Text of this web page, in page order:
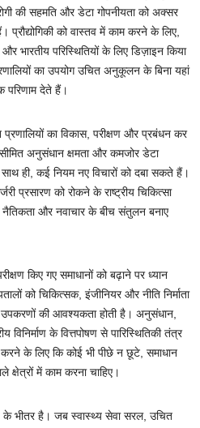
की सहमति और डेटा गोपनीयता को अक्सर
प्रौद्योगिकी को वास्तव में काम करने के लिए,
भारतीय परिस्थितियों के लिए डिज़ाइन किया
का उपयोग उचित अनुकूलन के बिना यहां
परिणाम देते हैं।
प्रणालियों का विकास, परीक्षण और प्रबंधन कर
अनुसंधान क्षमता और कमजोर डेटा
साथ ही, कई नियम नए विचारों को दबा सकते हैं।
प्रसारण को रोकने के राष्ट्रीय चिकित्सा
और नवाचार के बीच संतुलन बनाए
किए गए समाधानों को बढ़ाने पर ध्यान
को चिकित्सक, इंजीनियर और नीति निर्माता
उपकरणों की आवश्यकता होती है। अनुसंधान,
विनिर्माण के वित्तपोषण से पारिस्थितिकी तंत्र
के लिए कि कोई भी पीछे न छूटे, समाधान
क्षेत्रों में काम करना चाहिए।
भीतर है। जब स्वास्थ्य सेवा सरल, उचित